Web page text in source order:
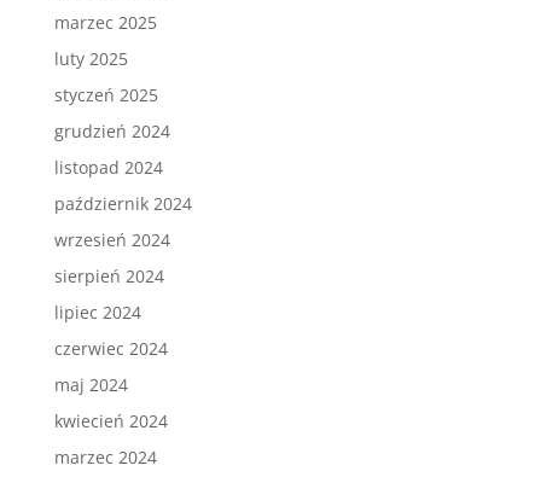
marzec 2025
luty 2025
styczeń 2025
grudzień 2024
listopad 2024
październik 2024
wrzesień 2024
sierpień 2024
lipiec 2024
czerwiec 2024
maj 2024
kwiecień 2024
marzec 2024